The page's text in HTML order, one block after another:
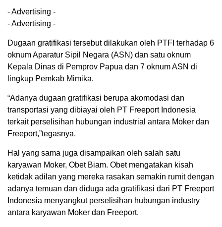
- Advertising -
- Advertising -
Dugaan gratifikasi tersebut dilakukan oleh PTFI terhadap 6
oknum Aparatur Sipil Negara (ASN) dan satu oknum
Kepala Dinas di Pemprov Papua dan 7 oknum ASN di
lingkup Pemkab Mimika.
“Adanya dugaan gratifikasi berupa akomodasi dan
transportasi yang dibiayai oleh PT Freeport Indonesia
terkait perselisihan hubungan industrial antara Moker dan
Freeport,”tegasnya.
Hal yang sama juga disampaikan oleh salah satu
karyawan Moker, Obet Biam. Obet mengatakan kisah
ketidak adilan yang mereka rasakan semakin rumit dengan
adanya temuan dan diduga ada gratifikasi dari PT Freeport
Indonesia menyangkut perselisihan hubungan industry
antara karyawan Moker dan Freeport.